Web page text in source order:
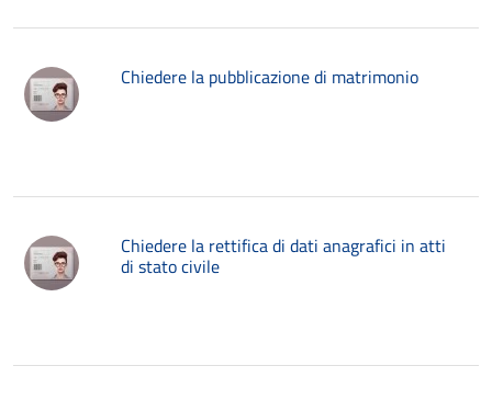
Chiedere la pubblicazione di matrimonio
Chiedere la rettifica di dati anagrafici in atti
di stato civile